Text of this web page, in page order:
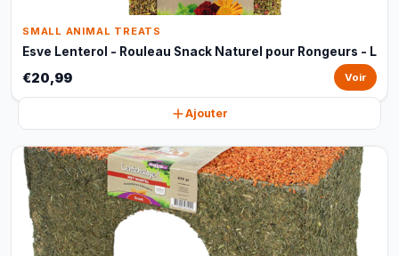
SMALL ANIMAL TREATS
Esve Lenterol - Rouleau Snack Naturel pour Rongeurs - L
€20,99 Voir
Ajouter